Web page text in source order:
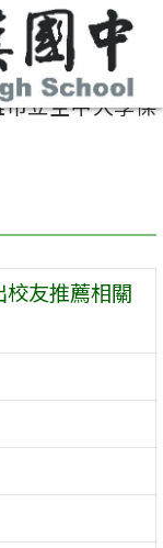
立空中大學傑
友推薦相關